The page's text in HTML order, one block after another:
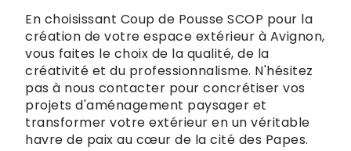
En choisissant Coup de Pousse SCOP pour la
création de votre espace extérieur à Avignon,
vous faites le choix de la qualité, de la
créativité et du professionnalisme. N'hésitez
pas à nous contacter pour concrétiser vos
projets d'aménagement paysager et
transformer votre extérieur en un véritable
havre de paix au cœur de la cité des Papes.